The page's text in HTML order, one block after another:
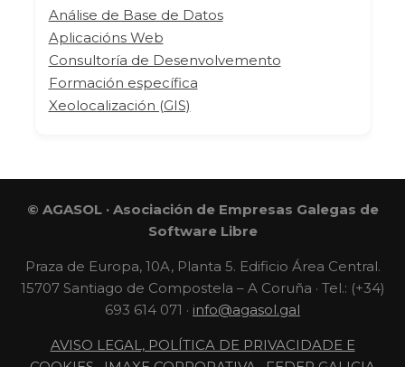
Análise de Base de Datos
Aplicacións Web
Consultoría de Desenvolvemento
Formación específica
Xeolocalización (GIS)
© AGASOL · Asociación de Empresas Galegas de
Software Libre
Praza de Europa, 10A, Planta 5. Edificio Área Central.
15707 Santiago de Compostela – A Coruña · Tel.: (+34)
693 614 071 · info@agasol.gal
AVISO LEGAL, POLÍTICA DE PRIVACIDADE E